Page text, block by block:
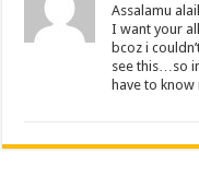
Assalamu
I want your
bcoz i
see this…so
have to